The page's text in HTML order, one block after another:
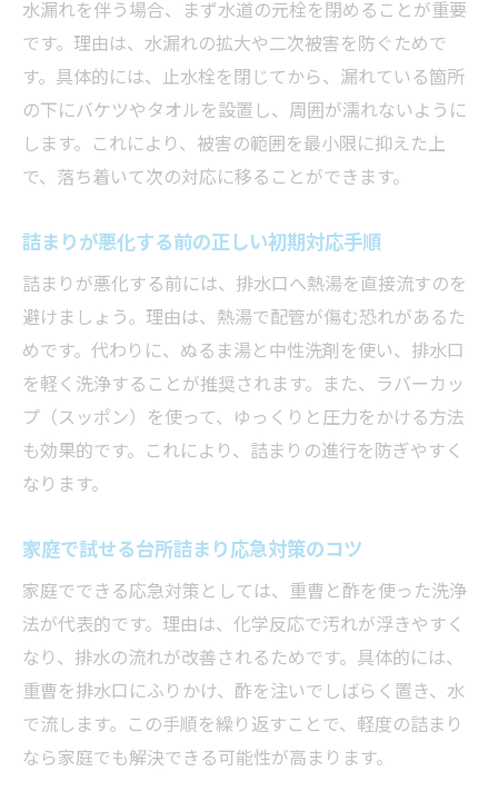
シンク下で台所詰まりを感じた時の初期行
動
水漏れ発見時にまず止めるべき作業手順
台所詰まりによる悪臭や水溜まり対策法
シンク下の水漏れ応急処置で注意したい点
被害拡大を防ぐための正しい初動対応方法
台所詰まりの主な原因と家庭での対策
台所詰まりを引き起こす主な理由とは
家庭内でできる台所詰まり予防の基本
油や生ごみが与える台所詰まりへの影響
排水管の劣化による詰まりのサインを知る
水回りトラブルを未然に防ぐ日常習慣
台所詰まりを避けるための掃除習慣
水漏れリスクを減らす点検のコツ
毎日のひと手間で台所詰まり防止
水回りを清潔に保つための基本行動
台所詰まり早期発見を助ける観察ポイント
水漏れを伴う場合、まず水道の元栓を閉めることが重要
です。理由は、水漏れの拡大や二次被害を防ぐためで
す。具体的には、止水栓を閉じてから、漏れている箇所
の下にバケツやタオルを設置し、周囲が濡れないように
します。これにより、被害の範囲を最小限に抑えた上
で、落ち着いて次の対応に移ることができます。
詰まりが悪化する前の正しい初期対応手順
詰まりが悪化する前には、排水口へ熱湯を直接流すのを
避けましょう。理由は、熱湯で配管が傷む恐れがあるた
めです。代わりに、ぬるま湯と中性洗剤を使い、排水口
を軽く洗浄することが推奨されます。また、ラバーカッ
プ（スッポン）を使って、ゆっくりと圧力をかける方法
も効果的です。これにより、詰まりの進行を防ぎやすく
なります。
家庭で試せる台所詰まり応急対策のコツ
家庭でできる応急対策としては、重曹と酢を使った洗浄
法が代表的です。理由は、化学反応で汚れが浮きやすく
なり、排水の流れが改善されるためです。具体的には、
重曹を排水口にふりかけ、酢を注いでしばらく置き、水
で流します。この手順を繰り返すことで、軽度の詰まり
なら家庭でも解決できる可能性が高まります。